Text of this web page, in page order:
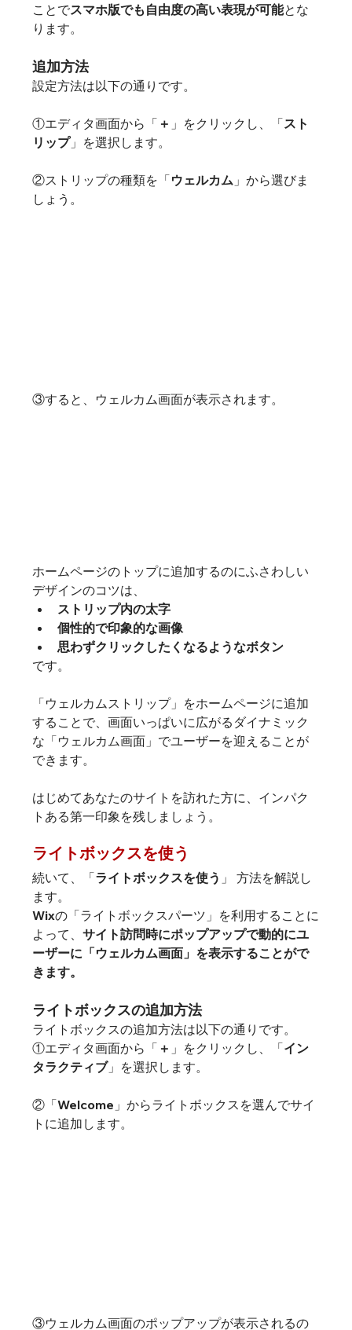
ことでスマホ版でも自由度の高い表現が可能とな
ります。
追加方法
設定方法は以下の通りです。
①エディタ画面から「 ＋ 」をクリックし、「スト
リップ」を選択します。
②ストリップの種類を「ウェルカム」から選びま
しょう。
③すると、ウェルカム画面が表示されます。
ホームページのトップに追加するのにふさわしい
デザインのコツは、
ストリップ内の太字
個性的で印象的な画像
思わずクリックしたくなるようなボタン
です。
「ウェルカムストリップ」をホームページに追加
することで、画面いっぱいに広がるダイナミック
な「ウェルカム画面」でユーザーを迎えることが
できます。
はじめてあなたのサイトを訪れた方に、インパク
トある第一印象を残しましょう。
ライトボックスを使う
続いて、 「ライトボックスを使う 」
方法を解説し
ます。
Wixの「ライトボックスパーツ」を利用することに
よって、 サイト訪問時にポップアップで動的にユ
ーザーに「ウェルカム画面」を表示することがで
きます。
ライトボックスの追加方法
ライトボックスの追加方法は以下の通りです。
①エディタ画面から「 ＋ 」をクリックし、「イン
タラクティブ」を選択します。
②「Welcome 」からライトボックスを選んでサイ
トに追加します。
③ウェルカム画面のポップアップが表示されるの